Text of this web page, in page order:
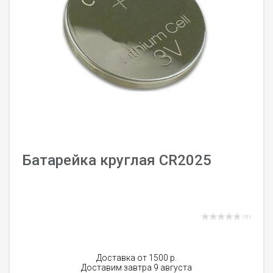
Батарейка круглая CR2025
( 0 )
Доставка от 1500 р.
Доставим завтра 9 августа